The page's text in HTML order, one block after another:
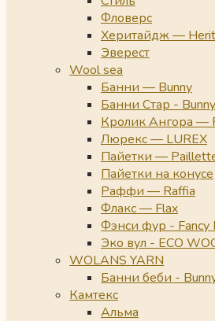
Фловерс
Херитайдж —
Эверест
Wool sea
Банни — Bunny
Банни Стар -
Кролик Ангора —
Люрекс — LUREX
Пайетки —
Пайетки на конусе
Раффи — Raffia
Флакс — Flax
Фэнси фур - Fancy
Эко вул - ECO
WOLANS YARN
Банни беби -
Камтекс
Альма